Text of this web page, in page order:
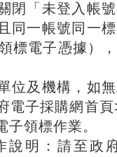
閉「未登入帳
同一帳號同一
標電子憑據）
位及機構，如
電子採購網首
領標作業。
說明：請至政